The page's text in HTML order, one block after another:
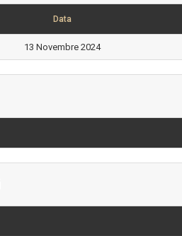
Data
13 Novembre 2024